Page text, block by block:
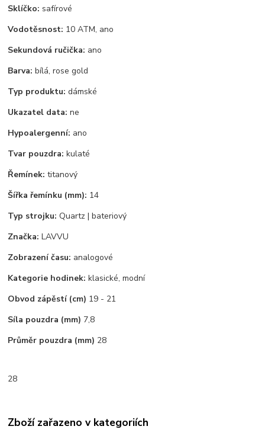
Sklíčko: safírové
Vodotěsnost: 10 ATM, ano
Sekundová ručička: ano
Barva: bílá, rose gold
Typ produktu: dámské
Ukazatel data: ne
Hypoalergenní: ano
Tvar pouzdra: kulaté
Řemínek: titanový
Šířka řemínku (mm): 14
Typ strojku: Quartz | bateriový
Značka: LAVVU
Zobrazení času: analogové
Kategorie hodinek: klasické, modní
Obvod zápěstí (cm) 19 - 21
Síla pouzdra (mm) 7,8
Průměr pouzdra (mm) 28
28
Zboží zařazeno v kategoriích